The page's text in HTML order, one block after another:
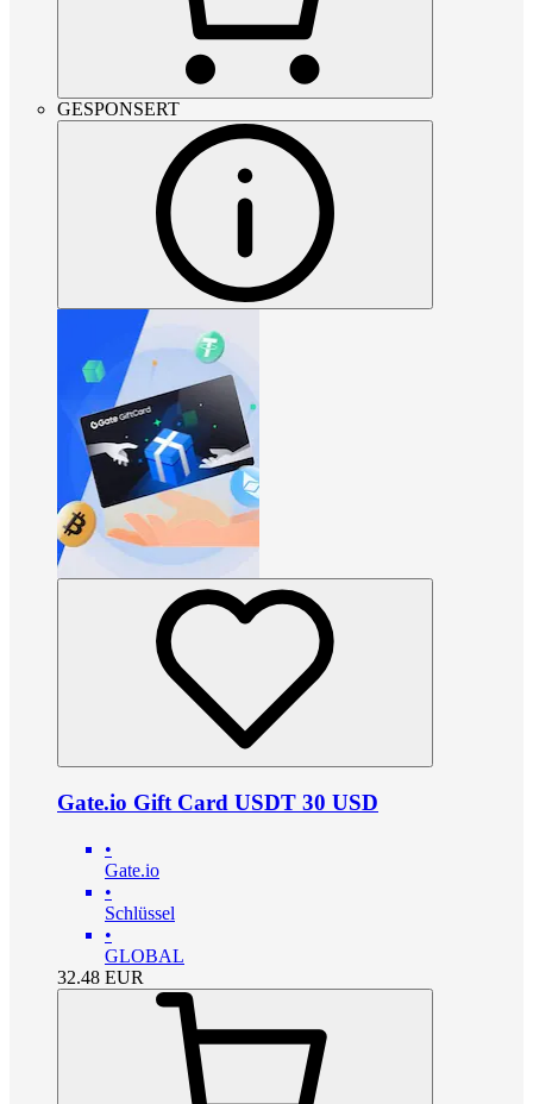
GESPONSERT
Gate.io Gift Card USDT 30 USD
•
Gate.io
•
Schlüssel
•
GLOBAL
32.48 EUR